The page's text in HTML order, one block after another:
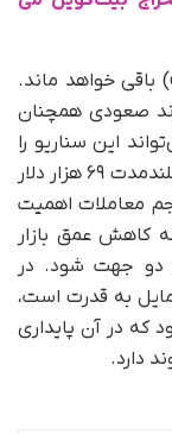
در غیر این صورت، بازار در فاز تراکم (coiling) باقی خواهد ماند.
صعودی همچنان
هزار دلار می‌تواند این سناریو را
تضعیف کند و تمرکز بازار را به سمت حمایت بلندمدت ۶۹ هزار دلار
معاملات اهمیت
کاهش عمق بازار
دو جهت شود. در
به قدرت است،
در آن پایداری
دارد.